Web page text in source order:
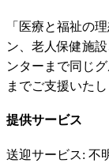
「医療と福祉の
ン、老人保健施
ンターまで同じ
までご支援いたし
提供サービス
送迎サービス: 不